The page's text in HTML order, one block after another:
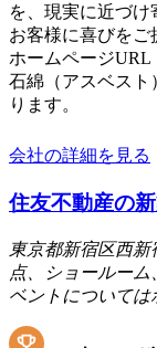
を、現実に近づけ
お客様に喜びをご
ホームページURL
石綿（アスベスト
ります。
会社の詳細を見る
住友不動産の
東京都新宿区西
点、ショールー
ベントについては